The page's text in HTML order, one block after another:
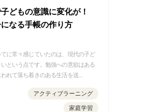
どもの意識に変化が！
なる手帳の作り方
に常々感じていたのは、現代の子ど
という点です。勉強への意欲はある
れて落ち着きのある生活を送…
アクティブラーニング
家庭学習